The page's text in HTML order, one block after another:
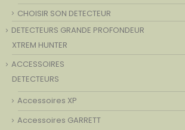
CHOISIR SON DETECTEUR
DETECTEURS GRANDE PROFONDEUR
XTREM HUNTER
ACCESSOIRES
DETECTEURS
Accessoires XP
Accessoires GARRETT